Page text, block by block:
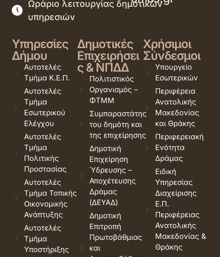
Ωράριο λειτουργίας δημοτικών
υπηρεσιών
Υπηρεσίες
Δήμου
Αυτοτελές
Τμήμα Κ.Ε.Π.
Αυτοτελές
Τμήμα
Εσωτερικού
Ελέγχου
Αυτοτελές
Τμήμα
Πολιτικής
Προστασίας
Αυτοτελές
Τμήμα Τοπικής
Οικονομικής
Ανάπτυξης
Αυτοτελές
Τμήμα
Υποστήριξης
Δημοτικές
Επιχειρήσει
ς & ΝΠΔΔ
Πολιτιστικός
Οργανισμός –
ΦΤΜΜ
Συμπαραστάτης
του δημότη και
της επιχείρησης
Δημοτική
Επιχείρηση
Ύδρευσης –
Αποχέτευσης
Δράμας
(ΔΕΥΑΔ)
Δημοτική
Επιτροπή
Πρωτοβάθμιας
και
Χρήσιμοι
Σύνδεσμοι
Υπουργείο
Εσωτερικών
Περιφέρεια
Ανατολικής
Μακεδονίας
και Θράκης
Περιφερειακή
Ενότητα
Δράμας
Ειδική
Υπηρεσίας
Διαχείρισης
Ε.Π.
Περιφέρειας
Ανατολικής
Μακεδονίας &
Θράκης